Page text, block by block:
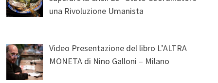
una Rivoluzione Umanista
Video Presentazione del libro L’ALTRA
MONETA di Nino Galloni – Milano